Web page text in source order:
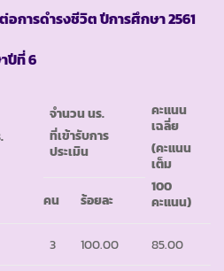
การดำรงชีวิต ปีการศึกษา 2561
ปีที่ 6
จำนวน นร.
ที่เข้ารับการ
ประเมิน
คะแนน
เฉลี่ย
(คะแนน
เต็ม
100
คะแนน)
คน ร้อยละ
3 100.00 85.00